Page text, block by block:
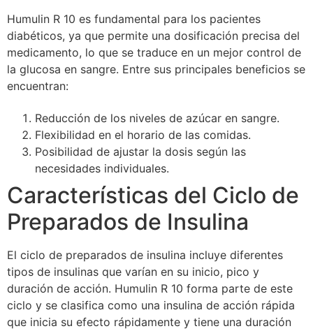
Humulin R 10 es fundamental para los pacientes
diabéticos, ya que permite una dosificación precisa del
medicamento, lo que se traduce en un mejor control de
la glucosa en sangre. Entre sus principales beneficios se
encuentran:
Reducción de los niveles de azúcar en sangre.
Flexibilidad en el horario de las comidas.
Posibilidad de ajustar la dosis según las
necesidades individuales.
Características del Ciclo de
Preparados de Insulina
El ciclo de preparados de insulina incluye diferentes
tipos de insulinas que varían en su inicio, pico y
duración de acción. Humulin R 10 forma parte de este
ciclo y se clasifica como una insulina de acción rápida
que inicia su efecto rápidamente y tiene una duración